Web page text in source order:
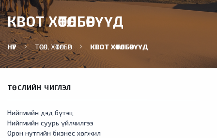
КВОТ ХӨТӨЛБӨРҮҮД
НҮҮР ТӨСӨЛ, ХӨТӨЛБӨР КВОТ ХӨТӨЛБӨРҮҮД
ТӨСЛИЙН ЧИГЛЭЛ
Нийгмийн дэд бүтэц
Нийгмийн суурь үйлчилгээ
Орон нутгийн бизнес хөгжил